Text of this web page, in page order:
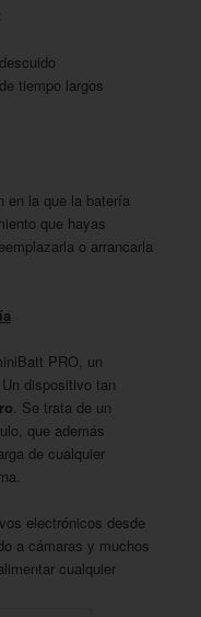
tiempo largos
en la que la batería
que hayas
o arrancarla
PRO, un
dispositivo tan
. Se trata de un
que además
de cualquier
electrónicos desde
a cámaras y muchos
cualquier